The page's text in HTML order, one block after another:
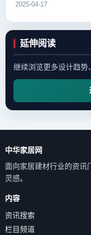
2025-04-17
延伸阅读
继续浏览更多设计趋势
中华家居网
面向家居建材行业的资讯
灵感。
内容
资讯搜索
栏目频道